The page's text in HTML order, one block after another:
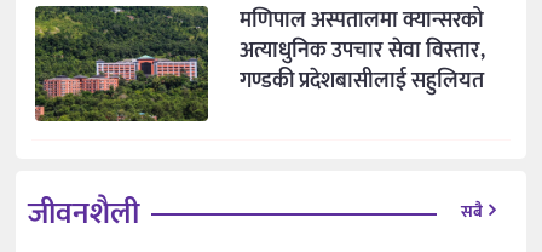
मणिपाल अस्पतालमा क्यान्सरको
अत्याधुनिक उपचार सेवा विस्तार,
गण्डकी प्रदेशबासीलाई सहुलियत
जीवनशैली सबै